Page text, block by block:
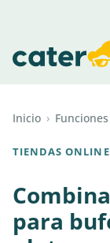
Inicio › Funciones
TIENDAS ONLINE
para